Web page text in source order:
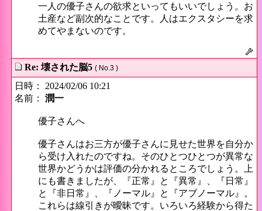
一人の優子さんの欲求といってもいいでしょう。お
土産など副次的なことです。人はエクスタシーを求
めてやまないのです。
Re: 壊された脳5 ( No.3 )
日時： 2024/02/06 10:21
名前：潤一
優子さんへ
優子さんはお三方が優子さんに見せた世界を自分か
ら受け入れたのですね。そのひとつひとつが異常な
世界かどうかは評価の分かれるところでしょう。上
にも書きましたが、『正常』と『異常』、『日常』
と『非日常』、『ノーマル』と『アブノーマル』。
これらは線引きが曖昧です。いろいろ経験から得た